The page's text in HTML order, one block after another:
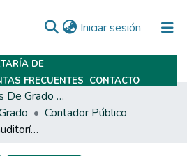
Iniciar sesión (current)
DE
FRECUENTES CONTACTO
Trabajos Finales De Grado Y Posgrado
Contador Público
Adopción de IA en auditoría externa: análisis en Río Cuarto y zonas aledañas año 2025